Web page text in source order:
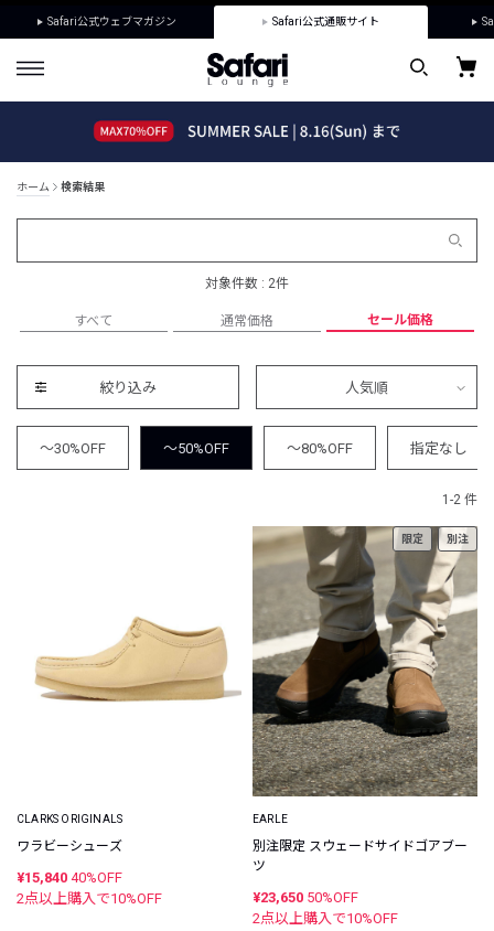
Safari公式ウェブマガジン Safari公式通販サイト
ホーム 検索結果
対象件数 : 2件
すべて 通常価格 セール価格
絞り込み 人気順
～30%OFF ～50%OFF ～80%OFF 指定なし
1-2 件
CLARKS ORIGINALS
ワラビーシューズ
¥15,840 40%OFF
2点以上購入で10%OFF
限定 別注
EARLE
別注限定 スウェードサイドゴアブー
ツ
¥23,650 50%OFF
2点以上購入で10%OFF